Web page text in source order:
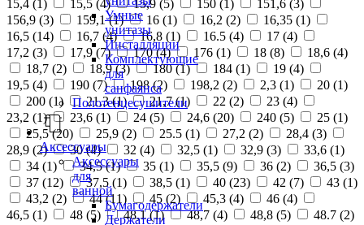
Умные
унитазы
Инсталляции
Комплектующие
для
санфаянса
Полотенцесушители
Аксессуары
Аксессуары
для
ванной
Бумагодержатели
Держатели
15,4 (1 ) 15,5 (4) 15,9 (5) 150 (1 ) 151,6 (3)
156,9 (3) 159,1 (1) 16 (1) 16,2 (2) 16,35 (1)
16,5 (14) 16,7 (4) 16,8 (1) 16.5 (4) 17 (4)
17,2 (3) 17,9 (7) 170 (4) 176 (1) 18 (8) 18,6 (4)
18,7 (2) 18,9 (3) 180 (1) 184 (1) 19 (4)
19,5 (4) 190 (7) 198 (2) 198,2 (2) 2,3 (1) 20 (1)
200 (1) 21,3 (1) 21,7 (1) 22 (2) 23 (4)
23,2 (1) 23,6 (1) 24 (5) 24,6 (20) 240 (5) 25 (1)
25,5 (20) 25,9 (2) 25.5 (1) 27,2 (2) 28,4 (3)
28,9 (2) 30 (4) 32 (4) 32,5 (1) 32,9 (3) 33,6 (1)
34 (1) 34,5 (1) 35 (1) 35,5 (9) 36 (2) 36,5 (3)
37 (12) 37,5 (1) 38,5 (1) 40 (23) 42 (7) 43 (1)
43,2 (2) 44 (11) 45 (2) 45,3 (4) 46 (4)
46,5 (1) 48 (5) 48,1 (1) 48,7 (4) 48,8 (5) 48.7 (2)